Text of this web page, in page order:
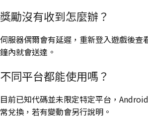
獎勵沒有收到怎麼辦？
伺服器偶爾會有延遲，重新登入遊戲後查
鐘內就會送達。
不同平台都能使用嗎？
目前已知代碼並未限定特定平台，
常兌換，若有變動會另行說明。